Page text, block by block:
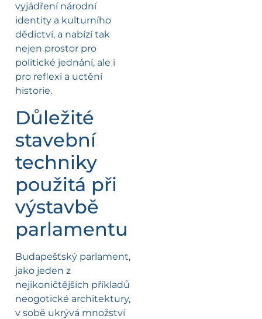
vyjádření národní
identity a kulturního
dědictví, a nabízí tak
nejen prostor pro
politické jednání, ale i
pro reflexi a uctění
historie.
Důležité
stavební
techniky
použitá při
výstavbě
parlamentu
Budapešťský parlament,
jako jeden z
nejikoničtějších příkladů
neogotické architektury,
v sobě ukrývá množství